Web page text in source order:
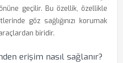
önüne geçilir. Bu özellik, özellikle
göz sağlığınızı korumak
biridir.
erişim nasıl sağlanır?